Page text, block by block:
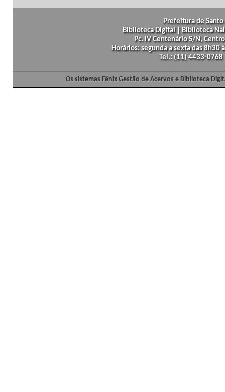
Prefeitura de
Biblioteca Digital | Biblioteca
Pc. IV Centenário S/N,
Horários: segunda a sexta das
Tel.: (11) 4433-
Os sistemas Fênix Gestão de Acervos e Biblioteca